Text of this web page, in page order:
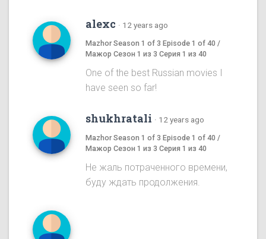
alexc · 12 years ago
Mazhor Season 1 of 3 Episode 1 of 40 /
Мажор Сезон 1 из 3 Серия 1 из 40
One of the best Russian movies I
have seen so far!
shukhratali · 12 years ago
Mazhor Season 1 of 3 Episode 1 of 40 /
Мажор Сезон 1 из 3 Серия 1 из 40
Не жаль потраченного времени,
буду ждать продолжения.